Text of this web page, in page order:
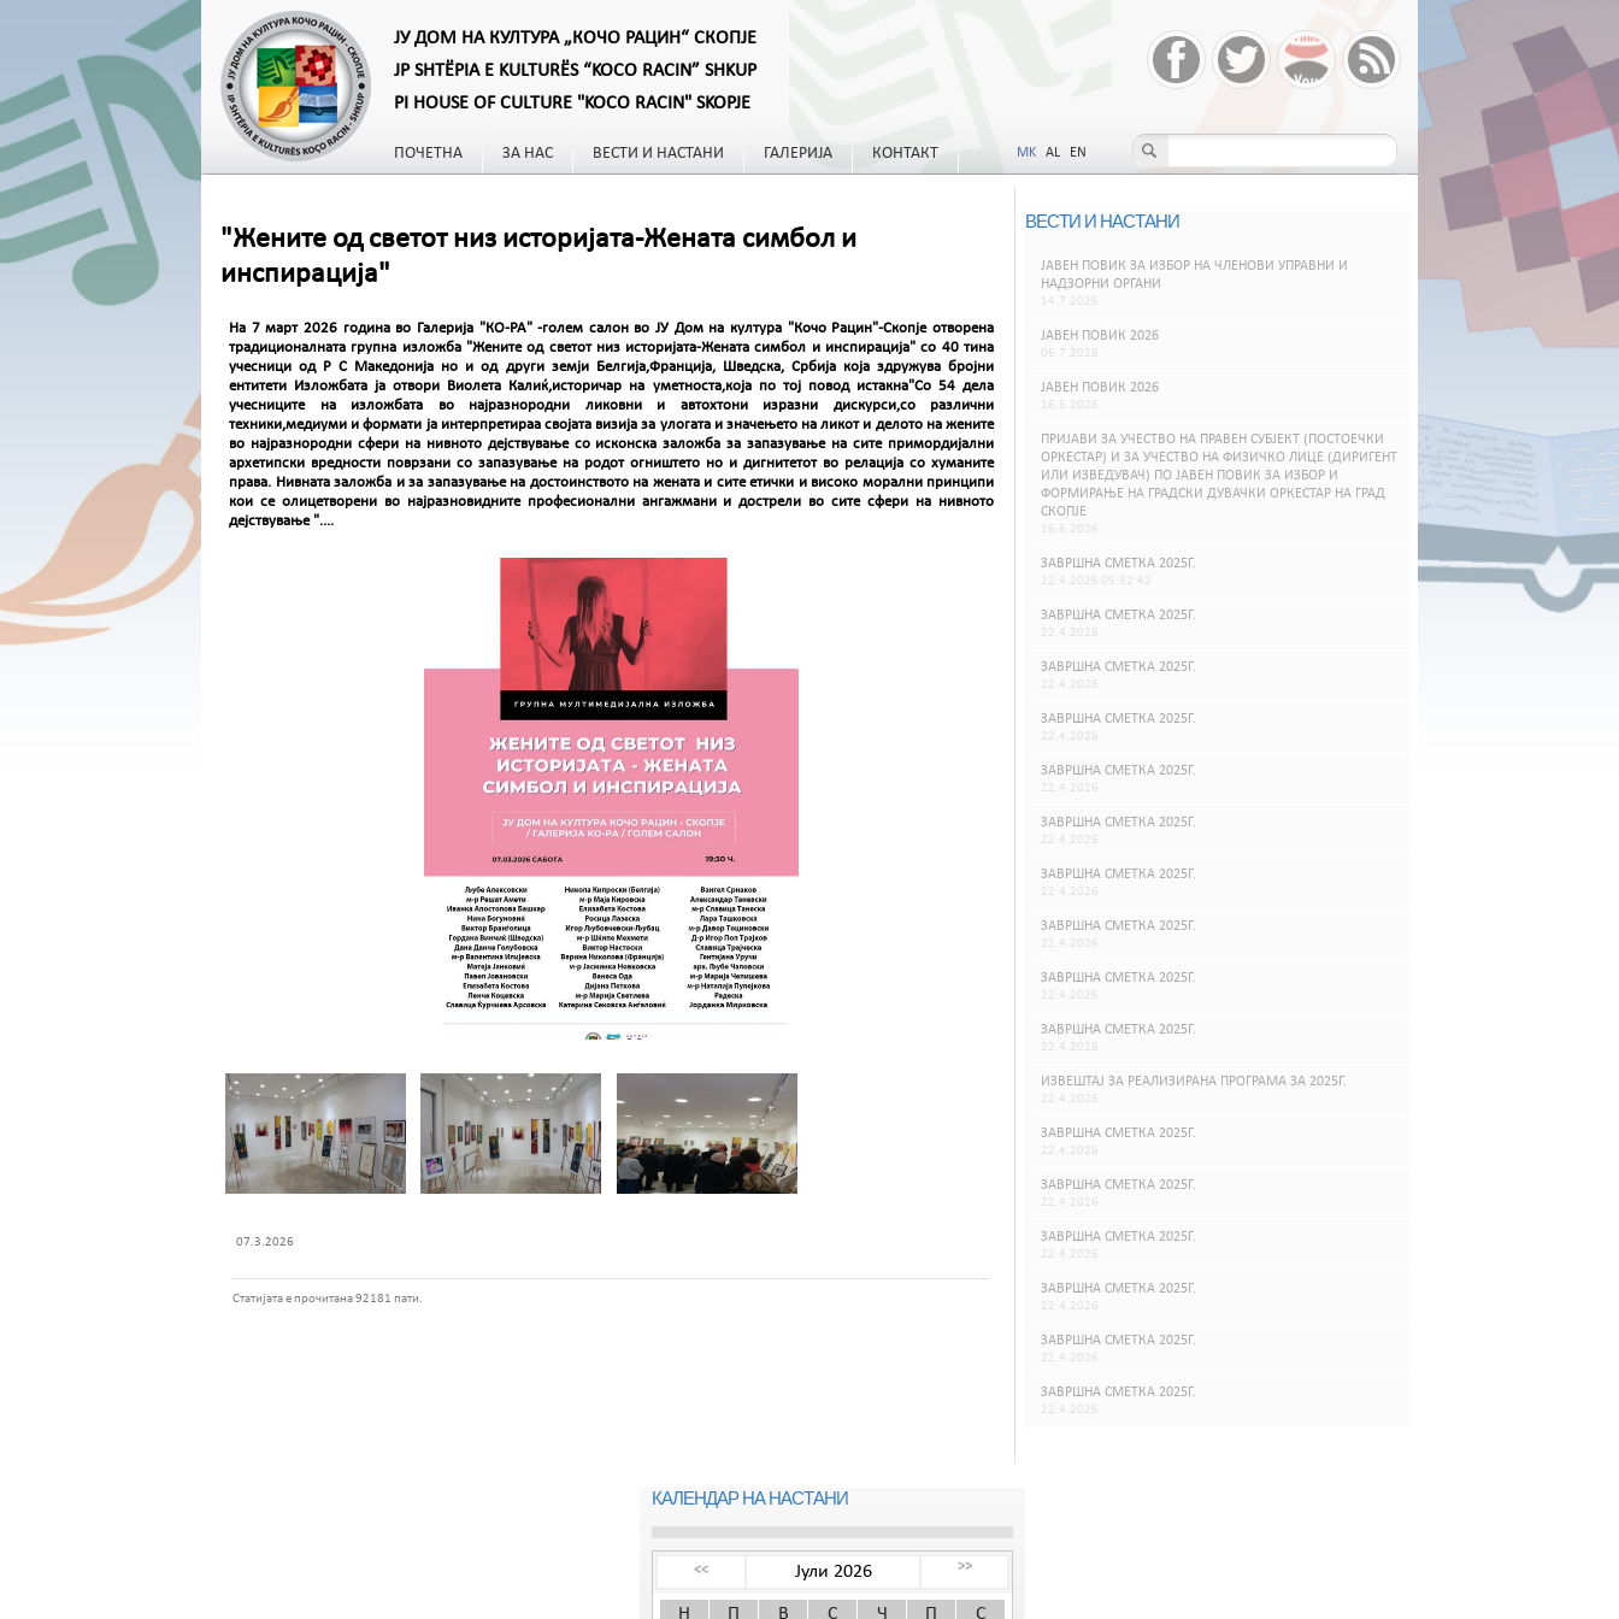
ЈУ ДОМ НА КУЛТУРА „КОЧО РАЦИН“ СКОПЈЕ
JP SHTËPIA E KULTURËS “KOCO RACIN” SHKUP
PI HOUSE OF CULTURE "KOCO RACIN" SKOPJE
ПОЧЕТНА ЗА НАС ВЕСТИ И НАСТАНИ ГАЛЕРИЈА КОНТАКТ MK AL EN
"Жените од светот низ историјата-Жената симбол и
инспирација"
На 7 март 2026 година во Галерија "КО-РА" -голем салон во ЈУ Дом на култура "Кочо Рацин"-Скопје отворена
традиционалната групна изложба "Жените од светот низ историјата-Жената симбол и инспирација" со 40 тина
учесници од Р С Македонија но и од други земји Белгија,Франција, Шведска, Србија која здружува бројни
ентитети Изложбата ја отвори Виолета Калиќ,историчар на уметноста,која по тој повод истакна"Со 54 дела
учесниците на изложбата во најразнородни ликовни и автохтони изразни дискурси,со различни
техники,медиуми и формати ја интерпретираа својата визија за улогата и значењето на ликот и делото на жените
во најразнородни сфери на нивното дејствување со исконска заложба за запазување на сите примордијални
архетипски вредности поврзани со запазување на родот огништето но и дигнитетот во релација со хуманите
права. Нивната заложба и за запазување на достоинството на жената и сите етички и високо морални принципи
кои се олицетворени во најразновидните професионални ангажмани и дострели во сите сфери на нивното
дејствување "....
07.3.2026
Статијата е прочитана 92181 пати.
ВЕСТИ И НАСТАНИ
ЈАВЕН ПОВИК ЗА ИЗБОР НА ЧЛЕНОВИ УПРАВНИ И
НАДЗОРНИ ОРГАНИ
14.7.2026
ЈАВЕН ПОВИК 2026
06.7.2026
ЈАВЕН ПОВИК 2026
16.6.2026
ПРИЈАВИ ЗА УЧЕСТВО НА ПРАВЕН СУБЈЕКТ (ПОСТОЕЧКИ
ОРКЕСТАР) И ЗА УЧЕСТВО НА ФИЗИЧКО ЛИЦЕ (ДИРИГЕНТ
ИЛИ ИЗВЕДУВАЧ) ПО ЈАВЕН ПОВИК ЗА ИЗБОР И
ФОРМИРАЊЕ НА ГРАДСКИ ДУВАЧКИ ОРКЕСТАР НА ГРАД
СКОПЈЕ
16.6.2026
ЗАВРШНА СМЕТКА 2025Г.
22.4.2026 05:52:42
ЗАВРШНА СМЕТКА 2025Г.
22.4.2026
ЗАВРШНА СМЕТКА 2025Г.
22.4.2026
ЗАВРШНА СМЕТКА 2025Г.
22.4.2026
ЗАВРШНА СМЕТКА 2025Г.
22.4.2026
ЗАВРШНА СМЕТКА 2025Г.
22.4.2026
ЗАВРШНА СМЕТКА 2025Г.
22.4.2026
ЗАВРШНА СМЕТКА 2025Г.
22.4.2026
ЗАВРШНА СМЕТКА 2025Г.
22.4.2026
ЗАВРШНА СМЕТКА 2025Г.
22.4.2026
ИЗВЕШТАЈ ЗА РЕАЛИЗИРАНА ПРОГРАМА ЗА 2025Г.
22.4.2026
ЗАВРШНА СМЕТКА 2025Г.
22.4.2026
ЗАВРШНА СМЕТКА 2025Г.
22.4.2026
ЗАВРШНА СМЕТКА 2025Г.
22.4.2026
ЗАВРШНА СМЕТКА 2025Г.
22.4.2026
ЗАВРШНА СМЕТКА 2025Г.
22.4.2026
ЗАВРШНА СМЕТКА 2025Г.
22.4.2026
КАЛЕНДАР НА НАСТАНИ
<< Јули 2026 >>
Н П В С Ч П С